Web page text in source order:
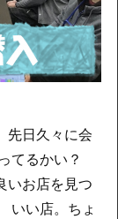
先日久々に会
てるかい？
いお店を見つ
いい店。ちょ